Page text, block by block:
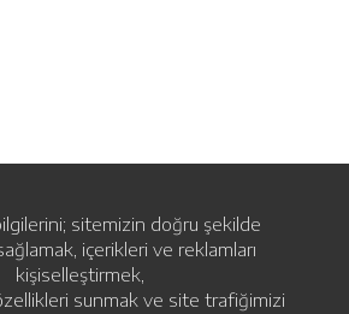
sitemizin doğru şekilde
sağlamak, içerikleri ve reklamları
kişiselleştirmek,
sunmak ve site trafiğimizi